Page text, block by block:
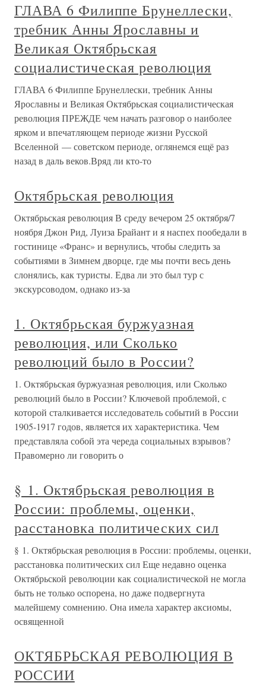
ГЛАВА 6 Филиппе Брунеллески,
требник Анны Ярославны и
Великая Октябрьская
социалистическая революция
ГЛАВА 6 Филиппе Брунеллески, требник Анны
Ярославны и Великая Октябрьская социалистическая
революция ПРЕЖДЕ чем начать разговор о наиболее
ярком и впечатляющем периоде жизни Русской
Вселенной — советском периоде, оглянемся ещё раз
назад в даль веков.Вряд ли кто-то
Октябрьская революция
Октябрьская революция В среду вечером 25 октября/7
ноября Джон Рид, Луиза Брайант и я наспех пообедали в
гостинице «Франс» и вернулись, чтобы следить за
событиями в Зимнем дворце, где мы почти весь день
слонялись, как туристы. Едва ли это был тур с
экскурсоводом, однако из-за
1. Октябрьская буржуазная
революция, или Сколько
революций было в России?
1. Октябрьская буржуазная революция, или Сколько
революций было в России? Ключевой проблемой, с
которой сталкивается исследователь событий в России
1905-1917 годов, является их характеристика. Чем
представляла собой эта череда социальных взрывов?
Правомерно ли говорить о
§ 1. Октябрьская революция в
России: проблемы, оценки,
расстановка политических сил
§ 1. Октябрьская революция в России: проблемы, оценки,
расстановка политических сил Еще недавно оценка
Октябрьской революции как социалистической не могла
быть не только оспорена, но даже подвергнута
малейшему сомнению. Она имела характер аксиомы,
освященной
ОКТЯБРЬСКАЯ РЕВОЛЮЦИЯ В
РОССИИ